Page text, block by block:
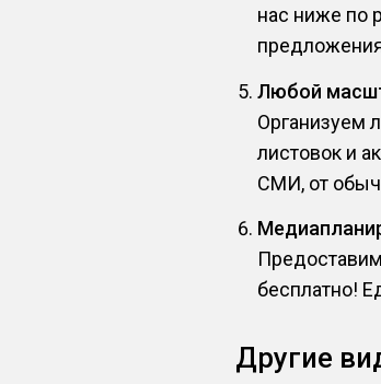
нас ниже по
Любой
Организуем
листовок и
СМИ, от
бесплатно!
Другие